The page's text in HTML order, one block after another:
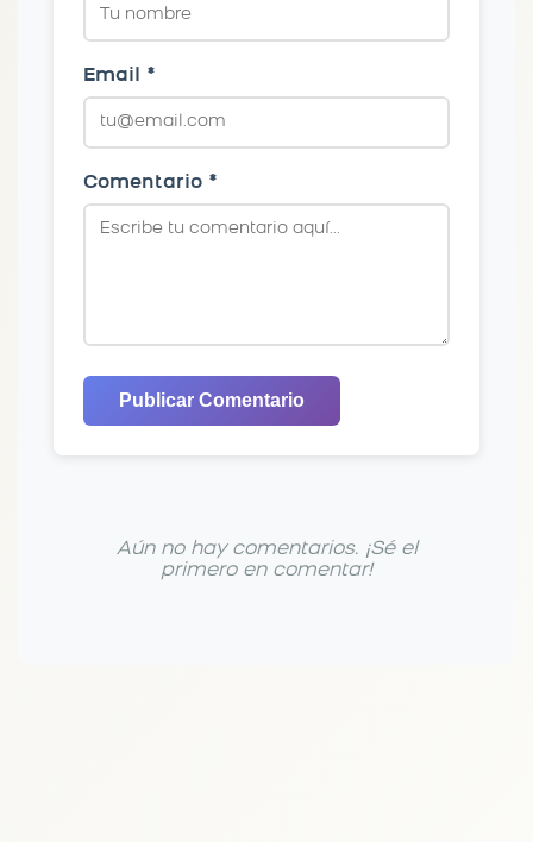
Email *
Comentario *
Publicar Comentario
Aún no hay comentarios. ¡Sé el
primero en comentar!